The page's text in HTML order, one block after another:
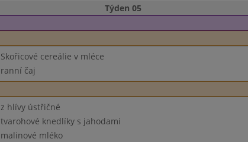
Týden 05
Skořicové cereálie v mléce
ranní čaj
z hlívy ústřičné
tvarohové knedlíky s jahodami
malinové mléko